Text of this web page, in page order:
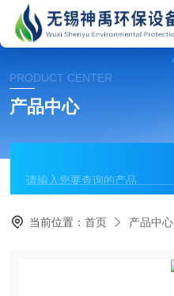
PRODUCT CENTER
产品中心
当前位置：首页 产品中心